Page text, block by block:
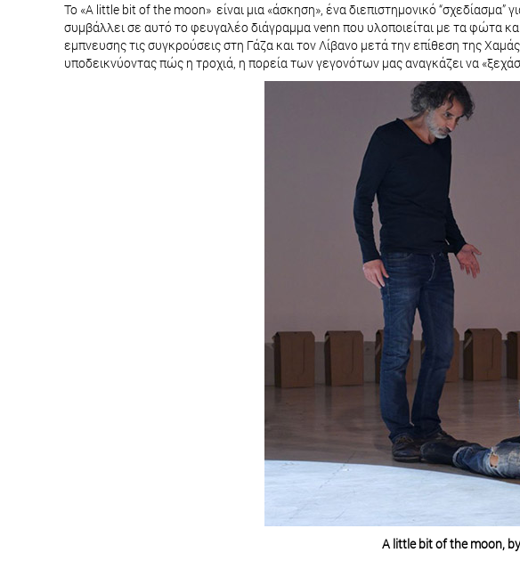
Το «A little bit of the moon» είναι μια «άσκηση», ένα διεπιστημονικό
συμβάλλει σε αυτό το φευγαλέο διάγραμμα venn που υλοποιείται με τα φώτα
εμπνευσης τις συγκρούσεις στη Γάζα και τον Λίβανο μετά την επίθεση της
υποδεικνύοντας πώς η τροχιά, η πορεία των γεγονότων μας αναγκάζει να
A little bit of the moon,